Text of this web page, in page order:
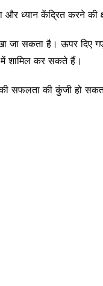
और ध्यान केंद्रित करने
जा सकता है। ऊपर दिए
शामिल कर सकते हैं।
सफलता की कुंजी हो